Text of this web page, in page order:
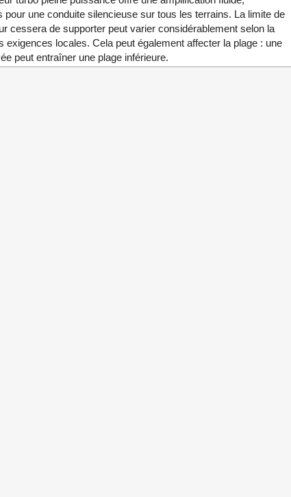
pour une conduite silencieuse sur tous les terrains. La limite de
cessera de supporter peut varier considérablement selon la
exigences locales. Cela peut également affecter la plage : une
peut entraîner une plage inférieure.